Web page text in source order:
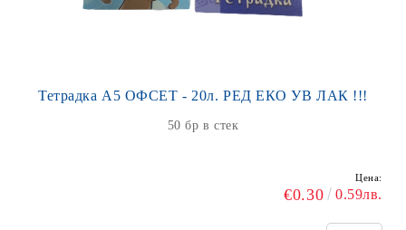
Тетрадка А5 ОФСЕТ - 20л. РЕД ЕКО УВ ЛАК !!!
50 бр в стек
Цена:
€0.30 0.59лв.